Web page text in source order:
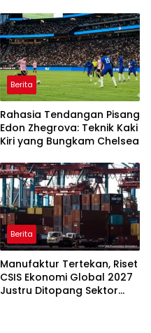
Berita
Rahasia Tendangan Pisang
Edon Zhegrova: Teknik Kaki
Kiri yang Bungkam Chelsea
Berita
Manufaktur Tertekan, Riset
CSIS Ekonomi Global 2027
Justru Ditopang Sektor